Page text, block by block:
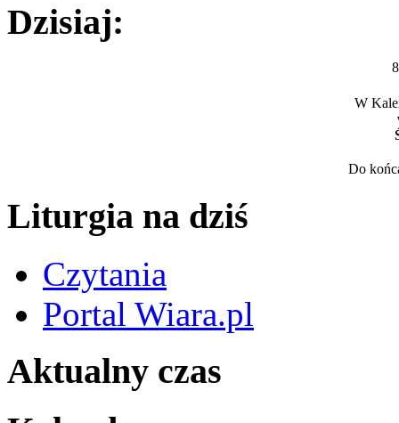
Dzisiaj:
W
Do
Liturgia na dziś
Czytania
Portal Wiara.pl
Aktualny czas